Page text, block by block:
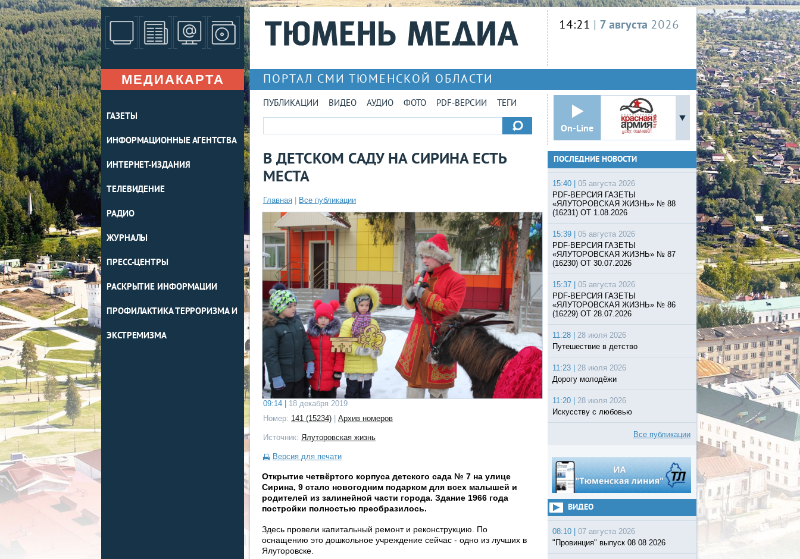
МЕДИАКАРТА
ГАЗЕТЫ
ИНФОРМАЦИОННЫЕ АГЕНТСТВА
ИНТЕРНЕТ-ИЗДАНИЯ
ТЕЛЕВИДЕНИЕ
РАДИО
ЖУРНАЛЫ
ПРЕСС-ЦЕНТРЫ
РАСКРЫТИЕ ИНФОРМАЦИИ
ПРОФИЛАКТИКА ТЕРРОРИЗМА И
ЭКСТРЕМИЗМА
14:21 | 7 августа 2026
ПОРТАЛ СМИ ТЮМЕНСКОЙ ОБЛАСТИ
ПУБЛИКАЦИИ ВИДЕО АУДИО ФОТО PDF-ВЕРСИИ ТЕГИ
On-Line
В ДЕТСКОМ САДУ НА СИРИНА ЕСТЬ
МЕСТА
Главная Все публикации
09:14 |
18 декабря 2019
Номер: 141 (15234) Архив номеров
Источник: Ялуторовская жизнь
Версия для печати
Открытие четвёртого корпуса детского сада № 7 на улице
Сирина, 9 стало новогодним подарком для всех малышей и
родителей из залинейной части города. Здание 1966 года
постройки полностью преобразилось.
Здесь провели капитальный ремонт и реконструкцию. По
оснащению это дошкольное учреждение сейчас - одно из лучших в
Ялуторовске.
ПОСЛЕДНИЕ НОВОСТИ
15:40 |
05 августа 2026
PDF-ВЕРСИЯ ГАЗЕТЫ
«ЯЛУТОРОВСКАЯ ЖИЗНЬ» № 88
(16231) ОТ 1.08.2026
15:39 |
05 августа 2026
PDF-ВЕРСИЯ ГАЗЕТЫ
«ЯЛУТОРОВСКАЯ ЖИЗНЬ» № 87
(16230) ОТ 30.07.2026
15:37 |
05 августа 2026
PDF-ВЕРСИЯ ГАЗЕТЫ
«ЯЛУТОРОВСКАЯ ЖИЗНЬ» № 86
(16229) ОТ 28.07.2026
11:28 |
28 июля 2026
Путешествие в детство
11:23 |
28 июля 2026
Дорогу молодёжи
11:20 |
28 июля 2026
Искусству с любовью
Все публикации
ВИДЕО
08:10 |
07 августа 2026
"Провинция" выпуск 08 08 2026